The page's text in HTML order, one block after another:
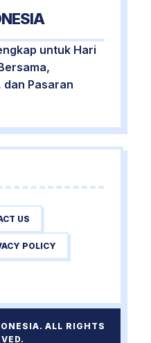
untuk Hari
dan Pasaran
US
POLICY
ALL RIGHTS